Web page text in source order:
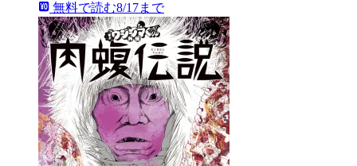
無料で読む8/17まで